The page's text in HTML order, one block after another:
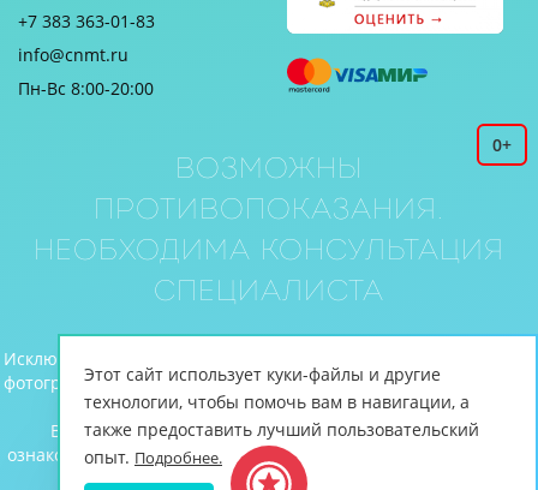
+7 383 363-01-83
info@cnmt.ru
Пн-Вс 8:00-20:00
0+
Возможны
противопоказания.
Необходима консультация
специалиста
Исключительное право на все материалы (текст, иллюстрации,
фотографии и видео), размещенные на веб-сайте www.cnmt.ru,
принадлежит ЦНМТ.
Вся информация, включая цены, предоставлена для
ознакомления и не является публичной офертой (ст.435 ГК РФ,
cт. 437 ГК РФ).
Этот сайт использует куки-файлы и другие
технологии, чтобы помочь вам в навигации, а
также предоставить лучший пользовательский
опыт. Подробнее.